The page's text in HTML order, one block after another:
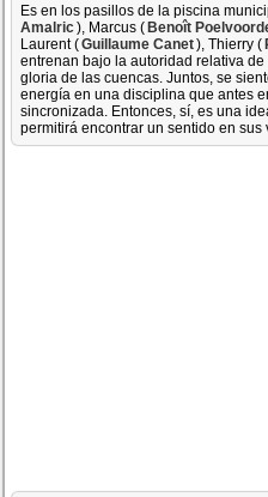
Es en los pasillos de la piscina
Amalric), Marcus (Benoît
Laurent (Guillaume Canet), Thierry (
entrenan bajo la autoridad relativa
gloria de las cuencas. Juntos, se
energía en una disciplina que antes
sincronizada. Entonces, sí, es una
permitirá encontrar un sentido en sus